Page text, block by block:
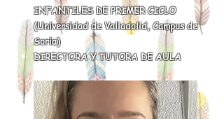
INFANTILES DE PRIMER CICLO
(Universidad de Valladolid, Campus de
Soria)
DIRECTORA Y TUTORA DE AULA